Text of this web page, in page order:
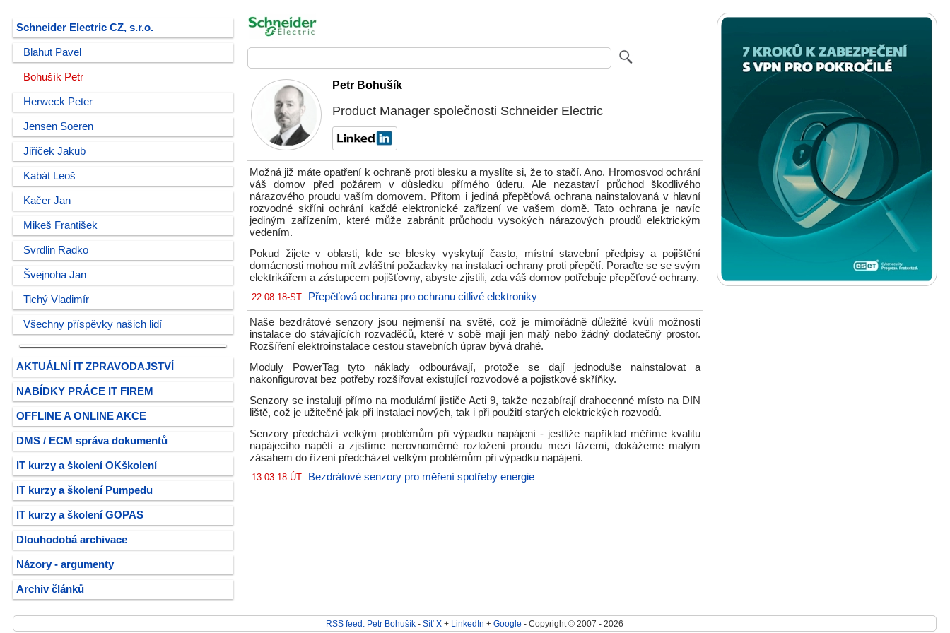
Schneider Electric CZ, s.r.o.
Blahut Pavel
Bohušík Petr
Herweck Peter
Jensen Soeren
Jiříček Jakub
Kabát Leoš
Kačer Jan
Mikeš František
Svrdlin Radko
Švejnoha Jan
Tichý Vladimír
Všechny příspěvky našich lidí
AKTUÁLNÍ IT ZPRAVODAJSTVÍ
NABÍDKY PRÁCE IT FIREM
OFFLINE A ONLINE AKCE
DMS / ECM správa dokumentů
IT kurzy a školení OKškolení
IT kurzy a školení Pumpedu
IT kurzy a školení GOPAS
Dlouhodobá archivace
Názory - argumenty
Archiv článků
Petr Bohušík
Product Manager společnosti Schneider Electric
Možná již máte opatření k ochraně proti blesku a myslíte si, že to stačí. Ano. Hromosvod ochrání
váš domov před požárem v důsledku přímého úderu. Ale nezastaví průchod škodlivého
nárazového proudu vaším domovem. Přitom i jediná přepěťová ochrana nainstalovaná v hlavní
rozvodné skříni ochrání každé elektronické zařízení ve vašem domě. Tato ochrana je navíc
jediným zařízením, které může zabránit průchodu vysokých nárazových proudů elektrickým
vedením.
Pokud žijete v oblasti, kde se blesky vyskytují často, místní stavební předpisy a pojištění
domácnosti mohou mít zvláštní požadavky na instalaci ochrany proti přepětí. Poraďte se se svým
elektrikářem a zástupcem pojišťovny, abyste zjistili, zda váš domov potřebuje přepěťové ochrany.
22.08.18-ST Přepěťová ochrana pro ochranu citlivé elektroniky
Naše bezdrátové senzory jsou nejmenší na světě, což je mimořádně důležité kvůli možnosti
instalace do stávajících rozvaděčů, které v sobě mají jen malý nebo žádný dodatečný prostor.
Rozšíření elektroinstalace cestou stavebních úprav bývá drahé.
Moduly PowerTag tyto náklady odbourávají, protože se dají jednoduše nainstalovat a
nakonfigurovat bez potřeby rozšiřovat existující rozvodové a pojistkové skříňky.
Senzory se instalují přímo na modulární jističe Acti 9, takže nezabírají drahocenné místo na DIN
liště, což je užitečné jak při instalaci nových, tak i při použití starých elektrických rozvodů.
Senzory předchází velkým problémům při výpadku napájení - jestliže například měříme kvalitu
napájecího napětí a zjistíme nerovnoměrné rozložení proudu mezi fázemi, dokážeme malým
zásahem do řízení předcházet velkým problémům při výpadku napájení.
13.03.18-ÚT Bezdrátové senzory pro měření spotřeby energie
RSS feed: Petr Bohušík - Síť X + LinkedIn + Google - Copyright © 2007 - 2026